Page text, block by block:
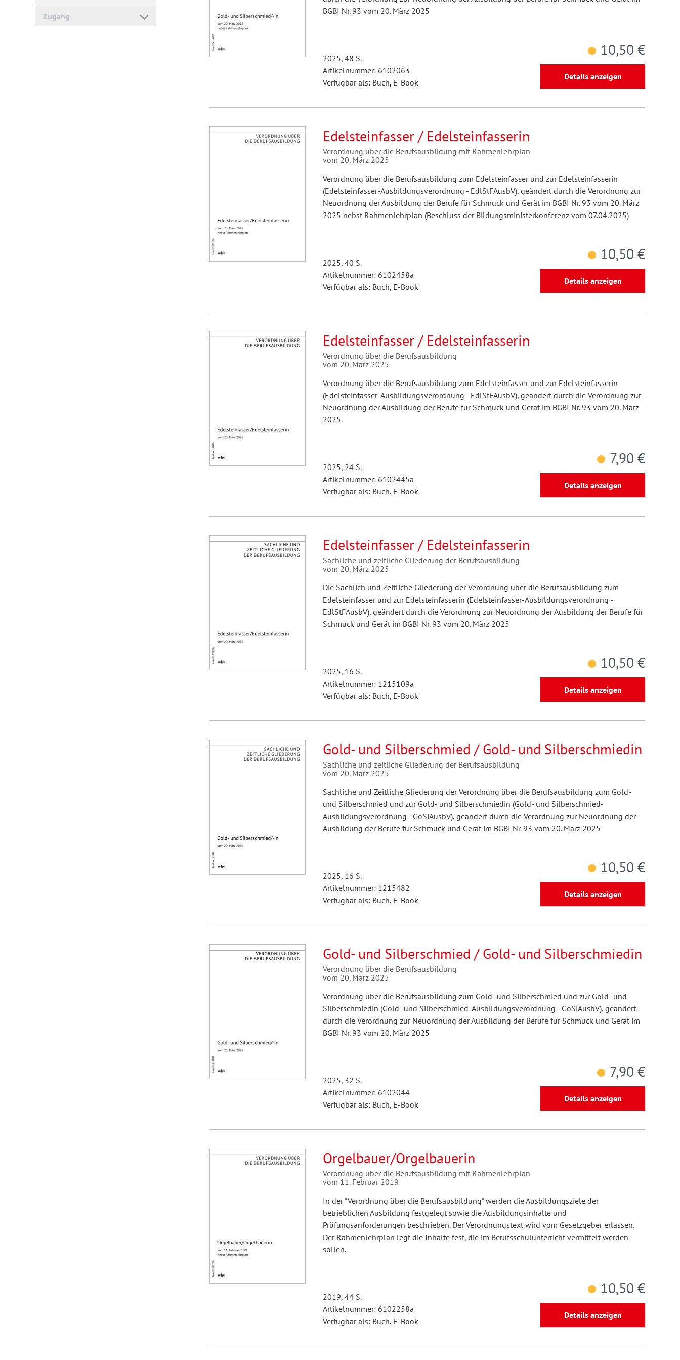
Zugang
BGBI Nr. 93 vom 20. März 2025
2025, 48 S.
Artikelnummer: 6102063
Verfügbar als: Buch, E-Book
10,50 €
Details anzeigen
Edelsteinfasser / Edelsteinfasserin
Verordnung über die Berufsausbildung mit Rahmenlehrplan
vom 20. März 2025
Verordnung über die Berufsausbildung zum Edelsteinfasser und zur Edelsteinfasserin
(Edelsteinfasser-Ausbildungsverordnung - EdlStFAusbV), geändert durch die Verordnung zur
Neuordnung der Ausbildung der Berufe für Schmuck und Gerät im BGBI Nr. 93 vom 20. März
2025 nebst Rahmenlehrplan (Beschluss der Bildungsministerkonferenz vom 07.04.2025)
2025, 40 S.
Artikelnummer: 6102458a
Verfügbar als: Buch, E-Book
10,50 €
Details anzeigen
Edelsteinfasser / Edelsteinfasserin
Verordnung über die Berufsausbildung
vom 20. März 2025
Verordnung über die Berufsausbildung zum Edelsteinfasser und zur Edelsteinfasserin
(Edelsteinfasser-Ausbildungsverordnung - EdlStFAusbV), geändert durch die Verordnung zur
Neuordnung der Ausbildung der Berufe für Schmuck und Gerät im BGBI Nr. 93 vom 20. März
2025.
2025, 24 S.
Artikelnummer: 6102445a
Verfügbar als: Buch, E-Book
7,90 €
Details anzeigen
Edelsteinfasser / Edelsteinfasserin
Sachliche und zeitliche Gliederung der Berufsausbildung
vom 20. März 2025
Die Sachlich und Zeitliche Gliederung der Verordnung über die Berufsausbildung zum
Edelsteinfasser und zur Edelsteinfasserin (Edelsteinfasser-Ausbildungsverordnung -
EdlStFAusbV), geändert durch die Verordnung zur Neuordnung der Ausbildung der Berufe für
Schmuck und Gerät im BGBI Nr. 93 vom 20. März 2025
2025, 16 S.
Artikelnummer: 1215109a
Verfügbar als: Buch, E-Book
10,50 €
Details anzeigen
Gold- und Silberschmied / Gold- und Silberschmiedin
Sachliche und zeitliche Gliederung der Berufsausbildung
vom 20. März 2025
Sachliche und Zeitliche Gliederung der Verordnung über die Berufsausbildung zum Gold-
und Silberschmied und zur Gold- und Silberschmiedin (Gold- und Silberschmied-
Ausbildungsverordnung - GoSiAusbV), geändert durch die Verordnung zur Neuordnung der
Ausbildung der Berufe für Schmuck und Gerät im BGBI Nr. 93 vom 20. März 2025
2025, 16 S.
Artikelnummer: 1215482
Verfügbar als: Buch, E-Book
10,50 €
Details anzeigen
Gold- und Silberschmied / Gold- und Silberschmiedin
Verordnung über die Berufsausbildung
vom 20. März 2025
Verordnung über die Berufsausbildung zum Gold- und Silberschmied und zur Gold- und
Silberschmiedin (Gold- und Silberschmied-Ausbildungsverordnung - GoSiAusbV), geändert
durch die Verordnung zur Neuordnung der Ausbildung der Berufe für Schmuck und Gerät im
BGBI Nr. 93 vom 20. März 2025
2025, 32 S.
Artikelnummer: 6102044
Verfügbar als: Buch, E-Book
7,90 €
Details anzeigen
Orgelbauer/Orgelbauerin
Verordnung über die Berufsausbildung mit Rahmenlehrplan
vom 11. Februar 2019
In der "Verordnung über die Berufsausbildung" werden die Ausbildungsziele der
betrieblichen Ausbildung festgelegt sowie die Ausbildungsinhalte und
Prüfungsanforderungen beschrieben. Der Verordnungstext wird vom Gesetzgeber erlassen.
Der Rahmenlehrplan legt die Inhalte fest, die im Berufsschulunterricht vermittelt werden
sollen.
2019, 44 S.
Artikelnummer: 6102258a
Verfügbar als: Buch, E-Book
10,50 €
Details anzeigen